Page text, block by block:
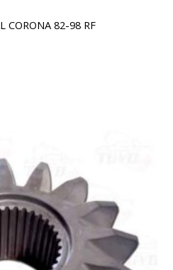
CORONA 82-98 RF